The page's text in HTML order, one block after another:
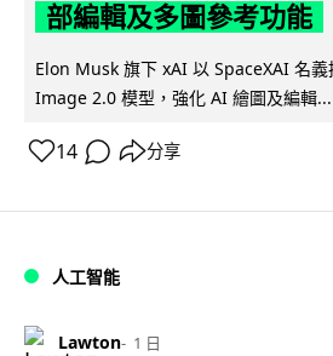
部編輯及多圖參考功能
Elon Musk 旗下 xAI 以 SpaceXAI 名
Image 2.0 模型，強化 AI 繪圖及編輯...
14 分享
人工智能
Lawton 1 日